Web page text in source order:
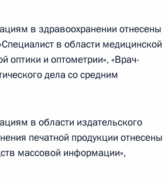
в здравоохранении отнесены
в области медицинской
оптики и оптометрии», «Врач-
дела со средним
в области издательского
печатной продукции отнесены
массовой информации»,